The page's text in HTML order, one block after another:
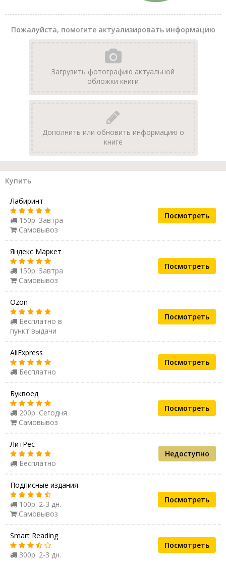
Пожалуйста, помогите актуализировать информацию
Загрузить фотографию актуальной
обложки книги
Дополнить или обновить информацию о
книге
Купить
Лабиринт
150р. Завтра
Самовывоз
Посмотреть
Яндекс Маркет
150р. Завтра
Самовывоз
Посмотреть
Ozon
Бесплатно в
пункт выдачи
Посмотреть
AliExpress
Бесплатно
Посмотреть
Буквоед
200р. Сегодня
Самовывоз
Посмотреть
ЛитРес
Бесплатно
Недоступно
Подписные издания
100р. 2-3 дн.
Самовывоз
Посмотреть
Smart Reading
300р. 2-3 дн.
Посмотреть